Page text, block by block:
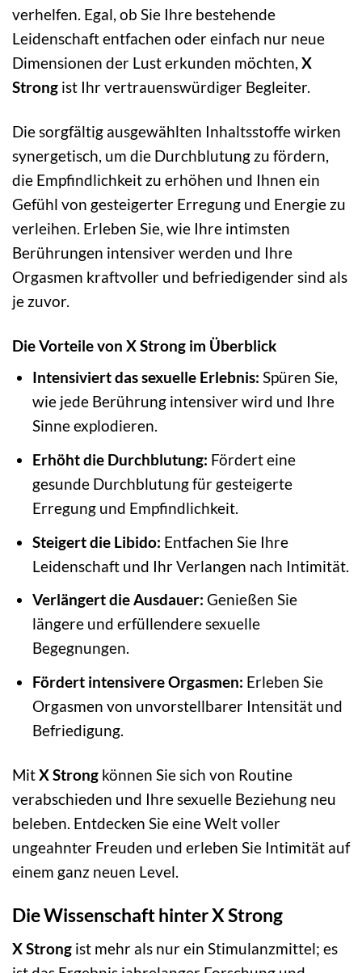
verhelfen. Egal, ob Sie Ihre bestehende
Leidenschaft entfachen oder einfach nur neue
Dimensionen der Lust erkunden möchten, X
Strong ist Ihr vertrauenswürdiger Begleiter.
Die sorgfältig ausgewählten Inhaltsstoffe wirken
synergetisch, um die Durchblutung zu fördern,
die Empfindlichkeit zu erhöhen und Ihnen ein
Gefühl von gesteigerter Erregung und Energie zu
verleihen. Erleben Sie, wie Ihre intimsten
Berührungen intensiver werden und Ihre
Orgasmen kraftvoller und befriedigender sind als
je zuvor.
Die Vorteile von X Strong im Überblick
Intensiviert das sexuelle Erlebnis: Spüren Sie,
wie jede Berührung intensiver wird und Ihre
Sinne explodieren.
Erhöht die Durchblutung: Fördert eine
gesunde Durchblutung für gesteigerte
Erregung und Empfindlichkeit.
Steigert die Libido: Entfachen Sie Ihre
Leidenschaft und Ihr Verlangen nach Intimität.
Verlängert die Ausdauer: Genießen Sie
längere und erfüllendere sexuelle
Begegnungen.
Fördert intensivere Orgasmen: Erleben Sie
Orgasmen von unvorstellbarer Intensität und
Befriedigung.
MitX Strong können Sie sich von Routine
verabschieden und Ihre sexuelle Beziehung neu
beleben. Entdecken Sie eine Welt voller
ungeahnter Freuden und erleben Sie Intimität auf
einem ganz neuen Level.
Die Wissenschaft hinter X Strong
X Strong ist mehr als nur ein Stimulanzmittel; es